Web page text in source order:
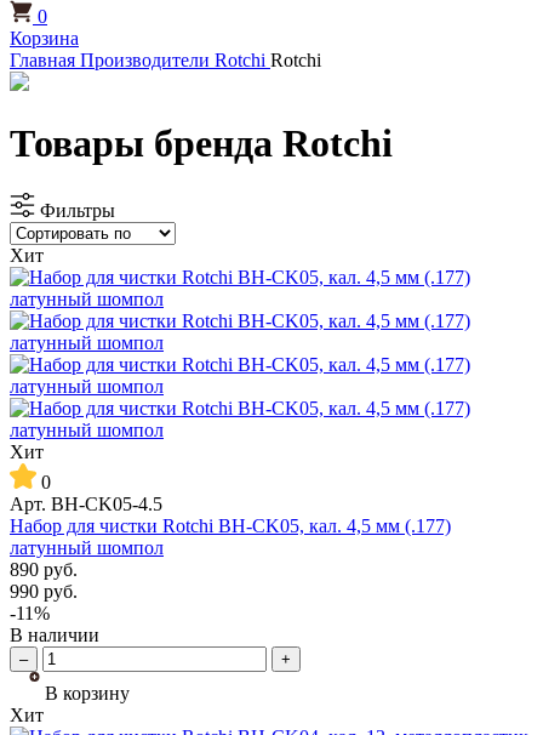
0
Корзина
Главная Производители Rotchi Rotchi
Товары бренда Rotchi
Фильтры
Хит
Хит
0
Арт. BH-CK05-4.5
Набор для чистки Rotchi BH-CK05, кал. 4,5 мм (.177)
латунный шомпол
890 руб.
990 руб.
-11%
В наличии
– +
В корзину
Хит